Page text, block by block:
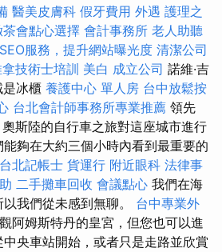
醫美皮膚科 假牙費用 外遇 護理之
茶會點心選擇 會計事務所 老人助聽
服務，提升網站曝光度 清潔公司
技術士培訓 美白 成立公司 諾維·吉
冰櫃 養護中心 單人房 台中放鬆按
台北會計師事務所專業推薦 領先
斯陸的自行車之旅對這座城市進行
夠在大約三個小時內看到最重要的
台北記帳士 貨運行 附近眼科 法律事
二手攤車回收 會議點心 我們在海
我們從未感到無聊。 台中專業外
阿姆斯特丹的皇宮，但您也可以進
央車站開始，或者只是走路並欣賞